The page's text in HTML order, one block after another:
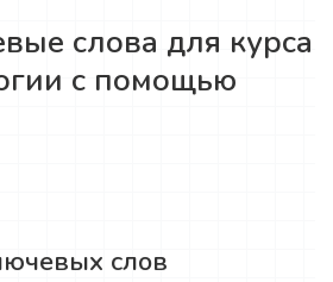
слова для курса
с помощью
слов